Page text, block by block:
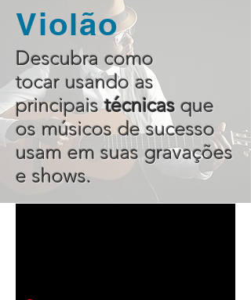
Violão
Descubra como
tocar usando as
principaistécnicas que
os músicos de sucesso
usam em suas gravações
e shows.